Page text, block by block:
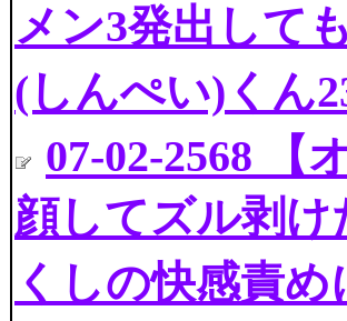
メン3発出して
(しんぺい)くん
07-02-2568 【
顔してズル剥
くしの快感責